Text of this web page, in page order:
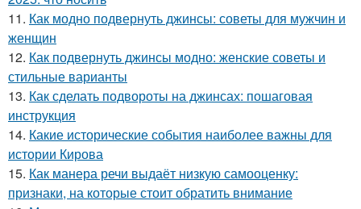
11. Как модно подвернуть джинсы: советы для мужчин и
женщин
12. Как подвернуть джинсы модно: женские советы и
стильные варианты
13. Как сделать подвороты на джинсах: пошаговая
инструкция
14. Какие исторические события наиболее важны для
истории Кирова
15. Как манера речи выдаёт низкую самооценку:
признаки, на которые стоит обратить внимание